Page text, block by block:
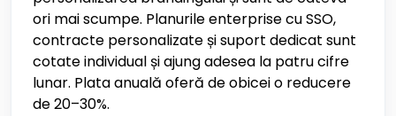
ori mai scumpe. Planurile enterprise cu SSO,
contracte personalizate și suport dedicat sunt
cotate individual și ajung adesea la patru cifre
lunar. Plata anuală oferă de obicei o reducere
de 20–30%.